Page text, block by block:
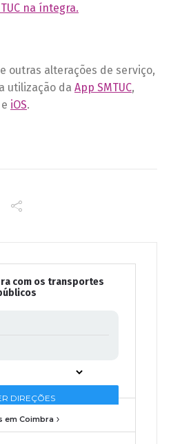
na íntegra.
outras alterações de serviço,
utilização da App SMTUC,
e iOS.
com os transportes
em Coimbra